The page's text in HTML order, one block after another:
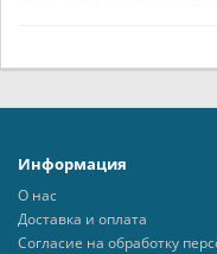
Информация
О нас
Доставка и оплата
Согласие на обработку